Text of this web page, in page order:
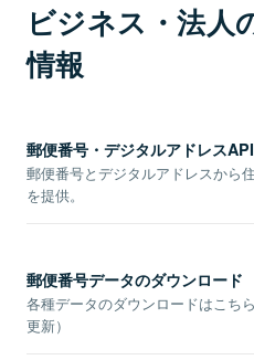
ビジネス・法人
情報
郵便番号・デジタルアドレスAPI
郵便番号とデジタルアドレスから
を提供。
郵便番号データのダウンロード
各種データのダウンロードはこち
更新）